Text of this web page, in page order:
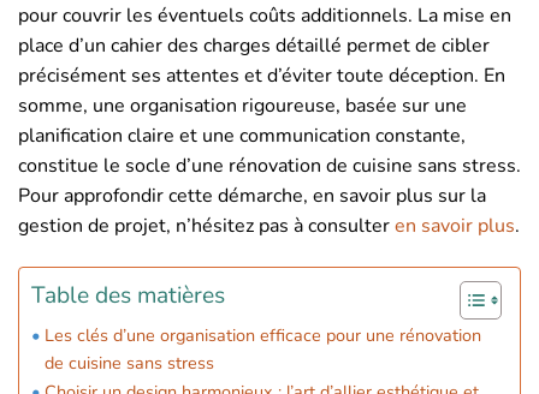
pour couvrir les éventuels coûts additionnels. La mise en
place d’un cahier des charges détaillé permet de cibler
précisément ses attentes et d’éviter toute déception. En
somme, une organisation rigoureuse, basée sur une
planification claire et une communication constante,
constitue le socle d’une rénovation de cuisine sans stress.
Pour approfondir cette démarche, en savoir plus sur la
gestion de projet, n’hésitez pas à consulteren savoir plus.
Table des matières
Les clés d’une organisation efficace pour une rénovation
de cuisine sans stress